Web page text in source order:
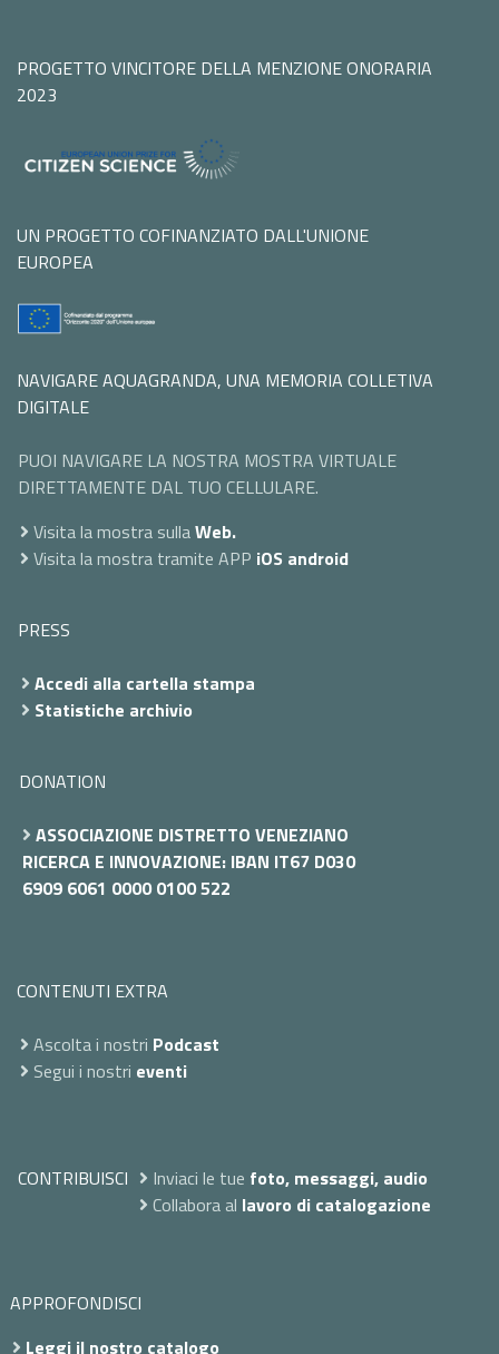
PROGETTO VINCITORE DELLA MENZIONE ONORARIA
2023
UN PROGETTO COFINANZIATO DALL'UNIONE
EUROPEA
NAVIGARE AQUAGRANDA, UNA MEMORIA COLLETIVA
DIGITALE
PUOI NAVIGARE LA NOSTRA MOSTRA VIRTUALE
DIRETTAMENTE DAL TUO CELLULARE.
Visita la mostra sullaWeb.
Visita la mostra tramite APP iOS android
PRESS
Accedi alla cartella stampa
Statistiche archivio
DONATION
ASSOCIAZIONE DISTRETTO VENEZIANO
RICERCA E INNOVAZIONE: IBAN IT67 D030
6909 6061 0000 0100 522
CONTENUTI EXTRA
Ascolta i nostri Podcast
Segui i nostri eventi
CONTRIBUISCI Inviaci le tue foto, messaggi, audio
Collabora al lavoro di catalogazione
APPROFONDISCI
Leggi il nostro catalogo